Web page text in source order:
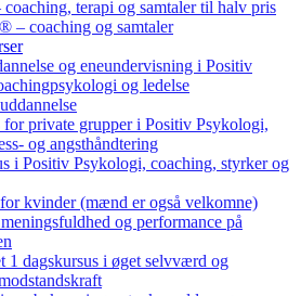
coaching, terapi og samtaler til halv pris
– coaching og samtaler
og eneundervisning i Positiv
og ledelse
for private grupper i Positiv Psykologi,
og angsthåndtering
i Positiv Psykologi, coaching, styrker og
kvinder (mænd er også velkomne)
og performance på
1 dagskursus i øget selvværd og